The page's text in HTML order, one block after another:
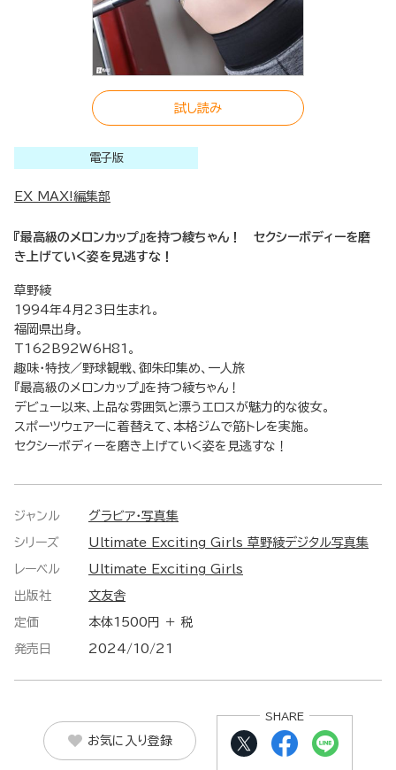
試し読み
電子版
EX MAX!編集部
『最高級のメロンカップ』を持つ綾ちゃん！ セクシーボディーを磨
き上げていく姿を見逃すな！
草野綾
1994年4月23日生まれ。
福岡県出身。
T162B92W6H81。
趣味・特技／野球観戦、御朱印集め、一人旅
『最高級のメロンカップ』を持つ綾ちゃん！
デビュー以来、上品な雰囲気と漂うエロスが魅力的な彼女。
スポーツウェアーに着替えて、本格ジムで筋トレを実施。
セクシーボディーを磨き上げていく姿を見逃すな！
ジャンル グラビア・写真集
シリーズ Ultimate Exciting Girls 草野綾デジタル写真集
レーベル Ultimate Exciting Girls
出版社 文友舎
定価 本体1500円 ＋ 税
発売日 2024/10/21
お気に入り登録
SHARE